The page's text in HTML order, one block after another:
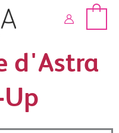
d'Astra